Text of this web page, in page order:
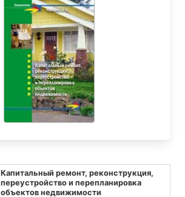
Капитальный ремонт, реконструкция,
переустройство и перепланировка
объектов недвижимости